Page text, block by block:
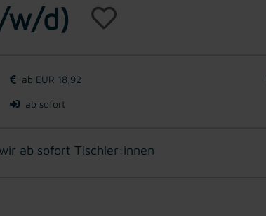
w/d)
ab EUR 18,92
ab sofort
ab sofort Tischler:innen